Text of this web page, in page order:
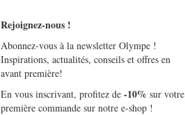
Rejoignez-nous !
Abonnez-vous à la newsletter Olympe !
Inspirations, actualités, conseils et offres en
avant première!
En vous inscrivant, profitez de -10%sur votre
première commande sur notre e-shop !